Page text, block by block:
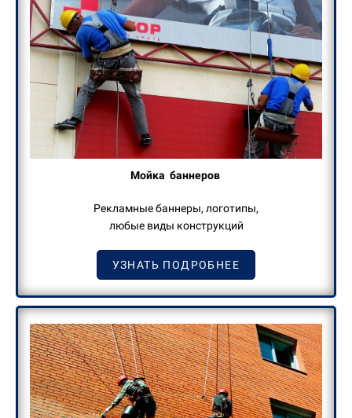
Мойка баннеров
Рекламные баннеры, логотипы,
любые виды конструкций
УЗНАТЬ ПОДРОБНЕЕ